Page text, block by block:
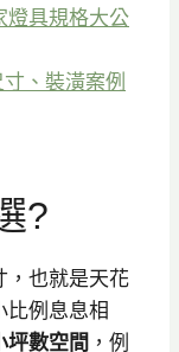
燈具規格大公
、裝潢案例
?
，也就是天花
比例息息相
坪數空間 ，例